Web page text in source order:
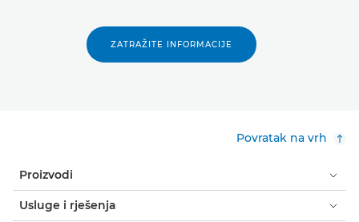
ZATRAŽITE INFORMACIJE
Povratak na vrh
Proizvodi
Usluge i rješenja